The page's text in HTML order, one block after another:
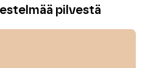
pilvestä